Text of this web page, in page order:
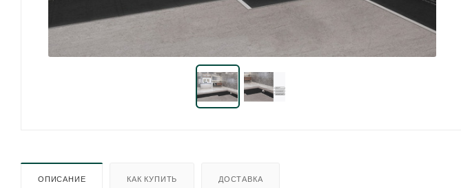
ОПИСАНИЕ КАК КУПИТЬ ДОСТАВКА